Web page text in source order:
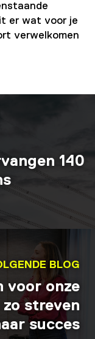
er wat voor je
verwelkomen
140
BLOG
voor onze
streven
succes